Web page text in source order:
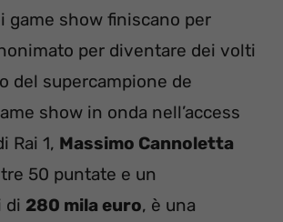
game show finiscano per
per diventare dei volti
del supercampione de
show in onda nell’access
Rai 1, Massimo Cannoletta
50 puntate e un
di 280 mila euro, è una